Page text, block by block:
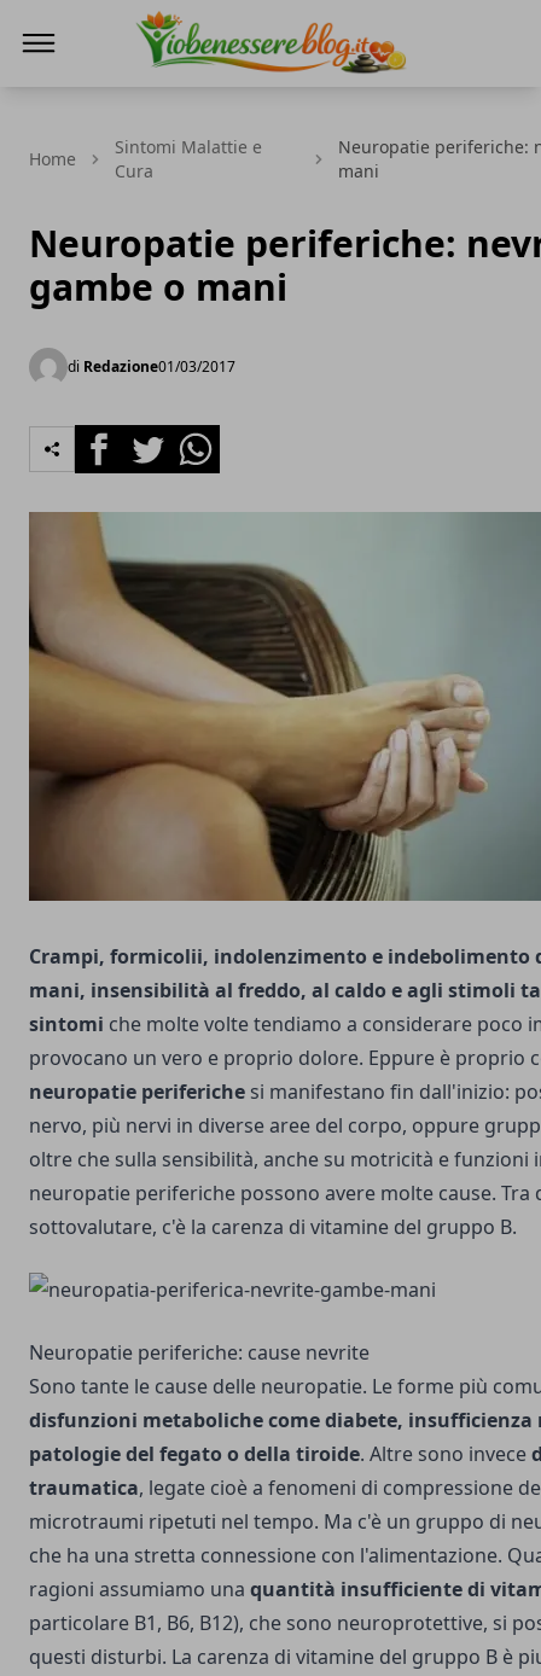
Home
Sintomi Malattie e
Cura
Neuropatie periferiche:
mani
Neuropatie periferiche:
gambe o mani
di Redazione01/03/2017
FacebookTwitterWhatsapp
Crampi, formicolii, indolenzimento e indebolimento
mani, insensibilità al freddo, al caldo e agli stimoli
sintomi che molte volte tendiamo a considerare poco
provocano un vero e proprio dolore. Eppure è proprio
neuropatie periferiche si manifestano fin dall'inizio:
nervo, più nervi in diverse aree del corpo, oppure
oltre che sulla sensibilità, anche su motricità e funzioni
neuropatie periferiche possono avere molte cause. Tra
sottovalutare, c'è la carenza di vitamine del gruppo B.
Neuropatie periferiche: cause nevrite
Sono tante le cause delle neuropatie. Le forme più
disfunzioni metaboliche come diabete, insufficienza
patologie del fegato o della tiroide. Altre sono invece
traumatica, legate cioè a fenomeni di compressione
microtraumi ripetuti nel tempo. Ma c'è un gruppo di
che ha una stretta connessione con l'alimentazione.
ragioni assumiamo una quantità insufficiente di
particolare B1, B6, B12), che sono neuroprotettive, si
questi disturbi. La carenza di vitamine del gruppo B è